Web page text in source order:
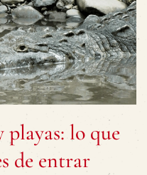
lo que
de entrar